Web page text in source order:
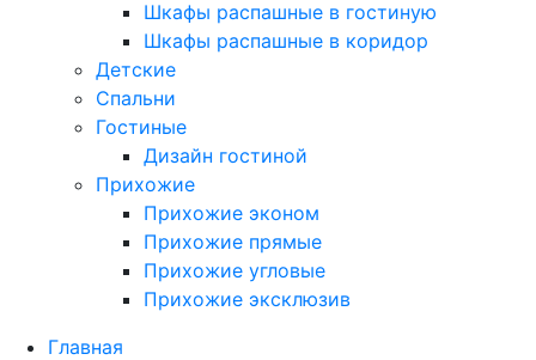
Шкафы распашные в гостиную
Шкафы распашные в коридор
Детские
Спальни
Гостиные
Дизайн гостиной
Прихожие
Прихожие эконом
Прихожие прямые
Прихожие угловые
Прихожие эксклюзив
Главная